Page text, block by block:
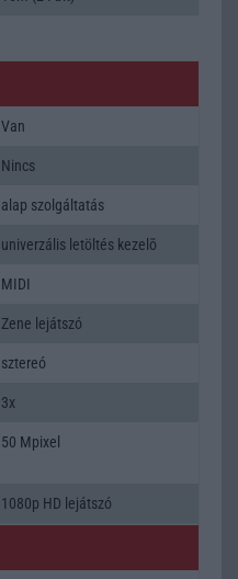
Van
Nincs
alap szolgáltatás
univerzális letöltés kezelõ
MIDI
Zene lejátszó
sztereó
3x
50 Mpixel
1080p HD lejátszó